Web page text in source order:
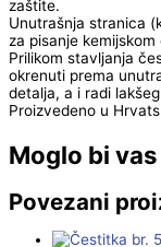
zaštite.
Unutrašnja stranica
za pisanje
Prilikom stavljanja
okrenuti prema
detalja, a i radi
Proizvedeno u
Moglo bi
Povezani